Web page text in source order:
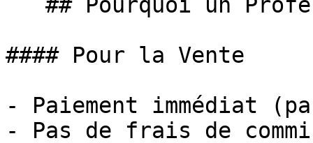
#### Pour la Vente
- Paiement immédiat
- Pas de frais de